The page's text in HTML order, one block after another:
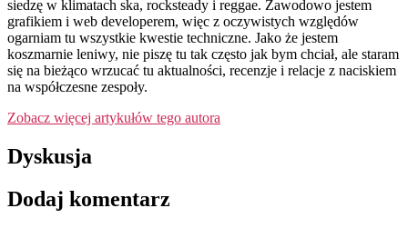
siedzę w klimatach ska, rocksteady i reggae. Zawodowo jestem
grafikiem i web developerem, więc z oczywistych względów
ogarniam tu wszystkie kwestie techniczne. Jako że jestem
koszmarnie leniwy, nie piszę tu tak często jak bym chciał, ale staram
się na bieżąco wrzucać tu aktualności, recenzje i relacje z naciskiem
na współczesne zespoły.
Zobacz więcej artykułów tego autora
Dyskusja
Dodaj komentarz